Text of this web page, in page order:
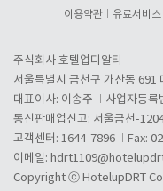
이용약관 유료서비
주식회사 호텔업디알티
서울특별시 금천구 가산동 691
대표이사: 이송주
사업자등
통신판매업신고: 서울금천-
고객센터: 1644-7896
Fax:
이메일:
Copyright ⓒ HotelupDRT